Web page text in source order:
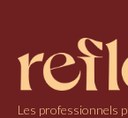
Les professionnels